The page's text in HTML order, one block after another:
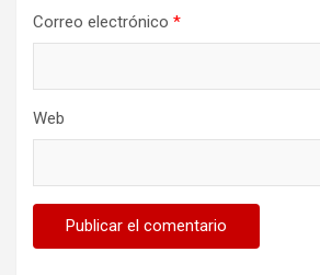
Correo electrónico *
Web